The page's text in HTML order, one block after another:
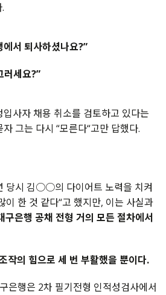
서 퇴사하셨나요?”
러세요?”
사자 채용 취소를 검토하고 있다는
그는 다시 “모른다“고만 답했다.
당시 김○○의 다이어트 노력을 치켜
이 한 것 같다“고 했지만, 이는 사실과
은행 공채 전형 거의 모든 절차에서
작의 힘으로 세 번 부활했을 뿐이다.
은행은 2차 필기전형 인적성검사에서